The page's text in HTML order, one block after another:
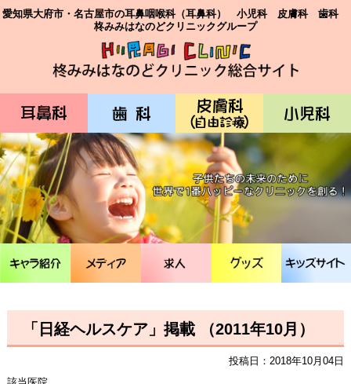
愛知県大府市・名古屋市の耳鼻咽喉科（耳鼻科） 小児科 皮膚科 歯科
柊みみはなのどクリニックグループ
「日経ヘルスケア」掲載 （2011年10月）
投稿日：2018年10月04日